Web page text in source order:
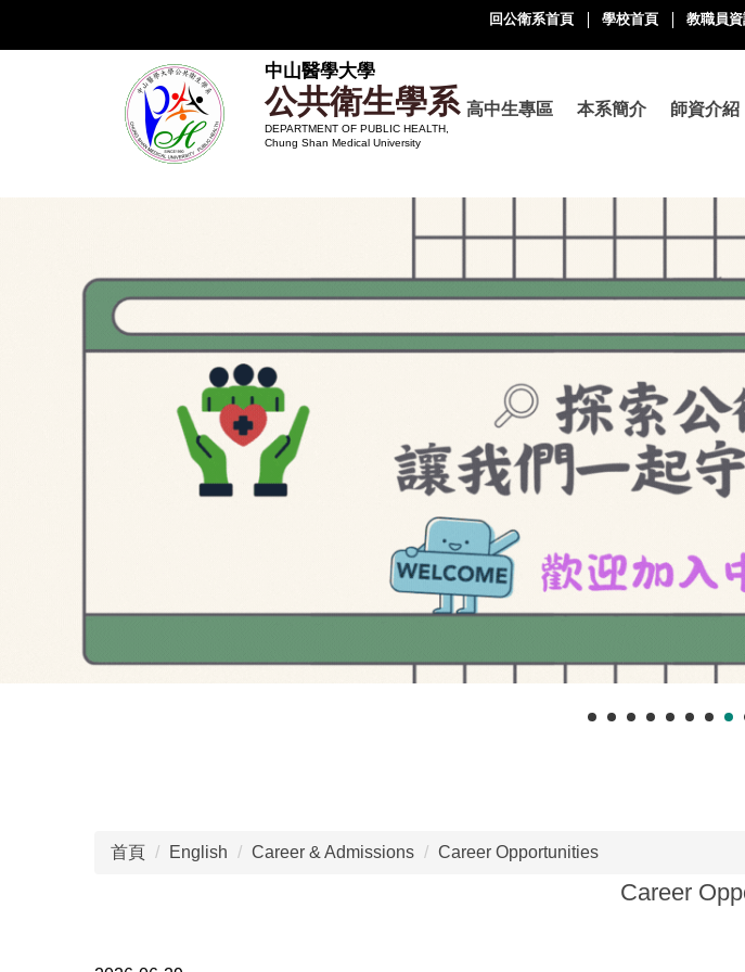
中山醫學大學
公共衛生學系
DEPARTMENT OF PUBLIC HEALTH,
Chung Shan Medical University
高中生專區 本系簡介 師資介紹
回公衛系首頁 學校首頁 教職員
首頁 English Career & Admissions Career Opportunities
Career